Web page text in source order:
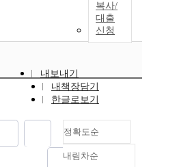
복사/
대출
신청
내보내기
내책장담기
한글로보기
정확도순
정확도
내림차순